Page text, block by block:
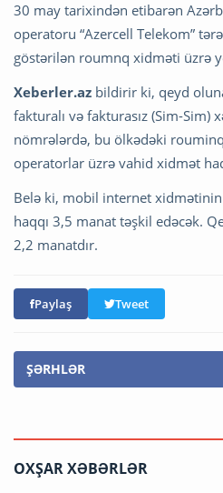
30 may tarixindən etibarən
operatoru “Azercell Telekom”
göstərilən roumnq xidməti üzrə
Xeberler.az bildirir ki, qeyd
fakturalı və fakturasız (Sim-Sim)
nömrələrdə, bu ölkədəki
operatorlar üzrə vahid xidmət
Belə ki, mobil internet
haqqı 3,5 manat təşkil edəcək.
2,2 manatdır.
Paylaş Tweet
ŞƏRHLƏR
OXŞAR XƏBƏRLƏR